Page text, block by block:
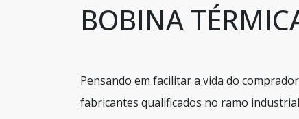
BOBINA
Pensando em facilitar a vida do
fabricantes qualificados no ramo